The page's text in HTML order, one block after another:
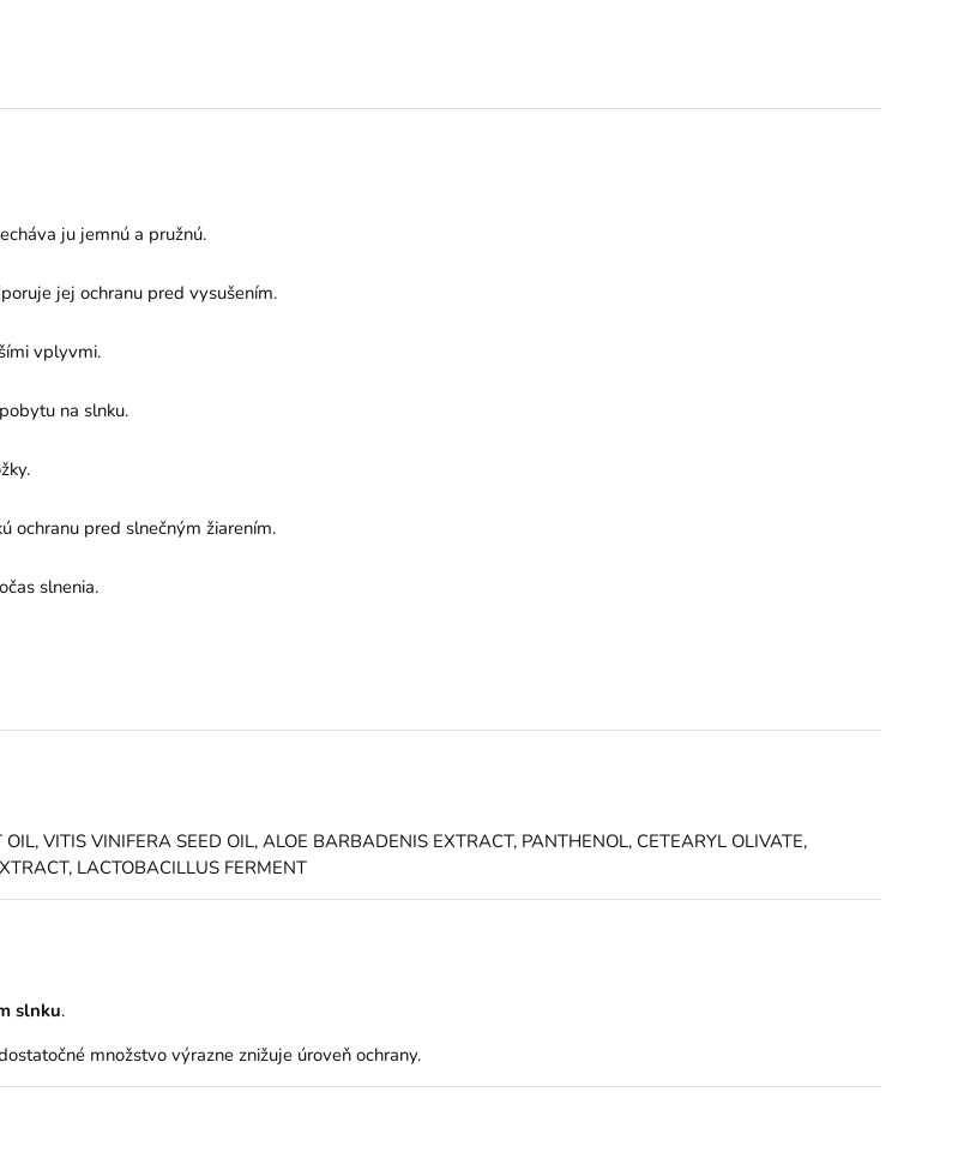
ju jemnú a pružnú.
jej ochranu pred vysušením.
vplyvmi.
na slnku.
ochranu pred slnečným žiarením.
slnenia.
VITIS VINIFERA SEED OIL, ALOE BARBADENIS EXTRACT, PANTHENOL, CETEARYL OLIVATE,
LACTOBACILLUS FERMENT
slnku.
množstvo výrazne znižuje úroveň ochrany.